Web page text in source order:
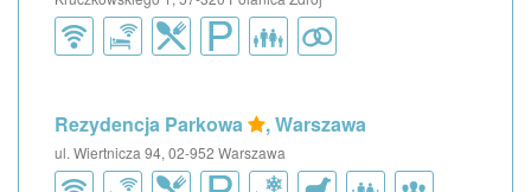
Rezydencja Parkowa , Warszawa
ul. Wiertnicza 94, 02-952 Warszawa